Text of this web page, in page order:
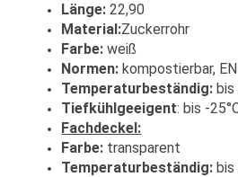
Länge: 22,90
Material:Zuckerrohr
Farbe: weiß
Normen: kompostierbar,
Temperaturbeständig: bis
Tiefkühlgeeigent: bis -
Fachdeckel:
Farbe: transparent
Temperaturbeständig: bis